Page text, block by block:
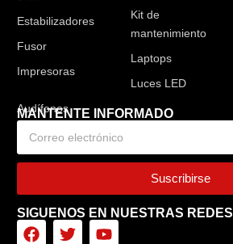
Estabilizadores
Fusor
Impresoras
Kit de
mantenimiento
Laptops
Luces LED
MANTENTE INFORMADO
Suscribirse
SIGUENOS EN NUESTRAS REDES